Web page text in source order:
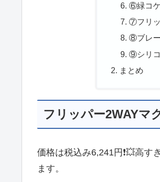
⑥緑コ
⑦フリッ
⑧ブレー
⑨シリコ
まとめ
フリッパー2WAYマ
価格は税込み6,241円❗💥高
ます。